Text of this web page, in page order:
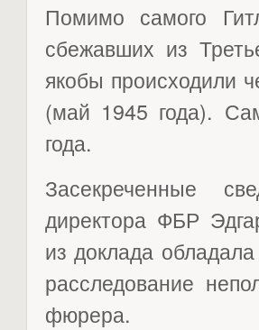
Помимо самого
сбежавших из
якобы происходили
(май 1945 года).
года.
Засекреченные
директора ФБР
из доклада
расследование
фюрера.